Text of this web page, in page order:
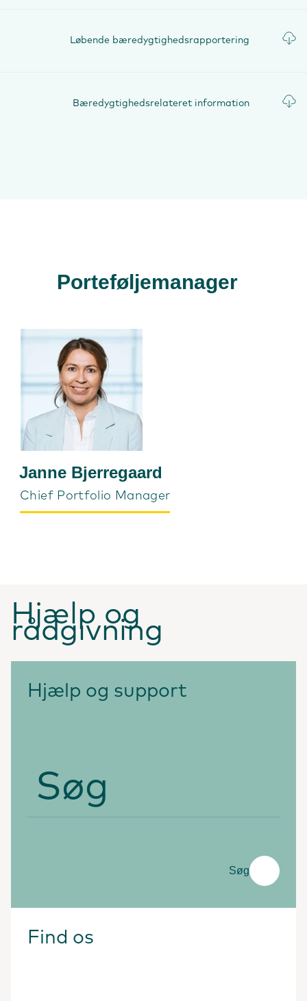
Løbende bæredygtighedsrapportering
Bæredygtighedsrelateret information
Porteføljemanager
Janne Bjerregaard
Chief Portfolio Manager
Hjælp og
rådgivning
Hjælp og support
Søg
Søg
Find os